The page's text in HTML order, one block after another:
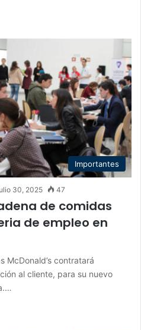
Importantes
30, 2025 47
de comidas
de empleo en
McDonald’s contratará
al cliente, para su nuevo